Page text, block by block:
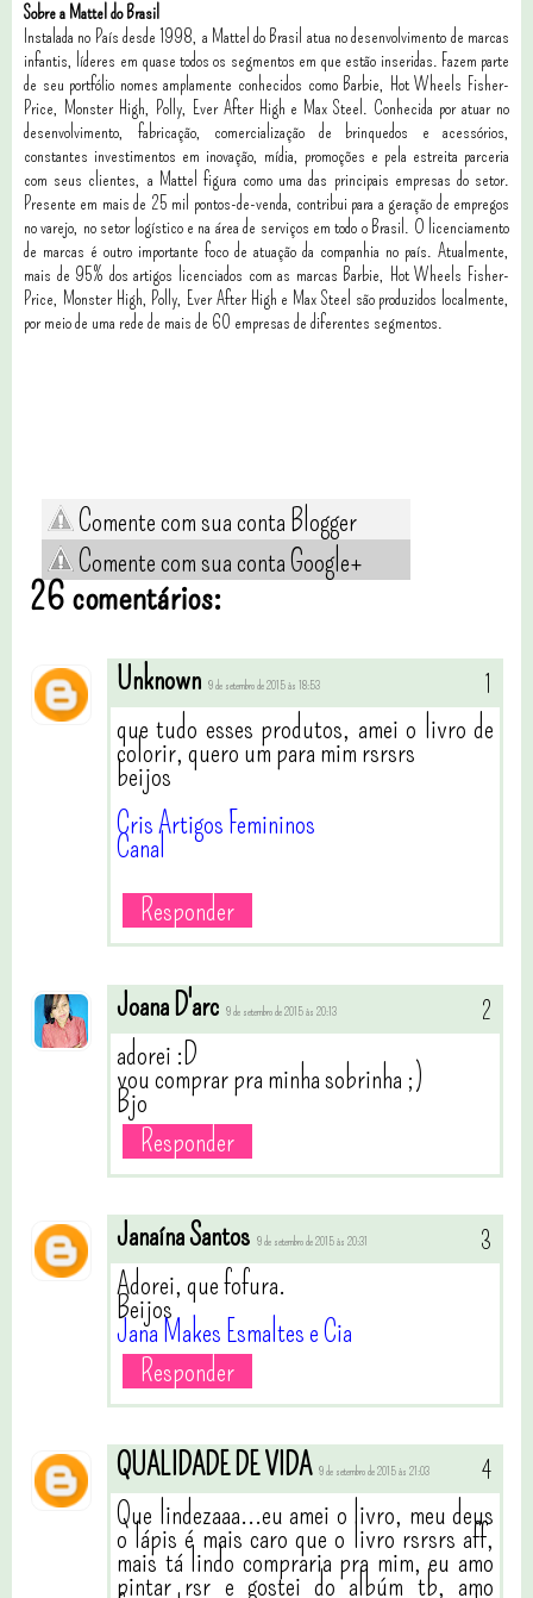
Sobre a Mattel do Brasil
Instalada no País desde 1998, a Mattel do Brasil atua no desenvolvimento de marcas
infantis, líderes em quase todos os segmentos em que estão inseridas. Fazem parte
de seu portfólio nomes amplamente conhecidos como Barbie, Hot Wheels Fisher-
Price, Monster High, Polly, Ever After High e Max Steel. Conhecida por atuar no
desenvolvimento, fabricação, comercialização de brinquedos e acessórios,
constantes investimentos em inovação, mídia, promoções e pela estreita parceria
com seus clientes, a Mattel figura como uma das principais empresas do setor.
Presente em mais de 25 mil pontos-de-venda, contribui para a geração de empregos
no varejo, no setor logístico e na área de serviços em todo o Brasil. O licenciamento
de marcas é outro importante foco de atuação da companhia no país. Atualmente,
mais de 95% dos artigos licenciados com as marcas Barbie, Hot Wheels Fisher-
Price, Monster High, Polly, Ever After High e Max Steel são produzidos localmente,
por meio de uma rede de mais de 60 empresas de diferentes segmentos.
Comente com sua conta Blogger
Comente com sua conta Google+
26 comentários:
Unknown 9 de setembro de 2015 às 18:53
que tudo esses produtos, amei o livro de
colorir, quero um para mim rsrsrs
beijos
Cris Artigos Femininos
Canal
Responder
Joana D'arc 9 de setembro de 2015 às 20:13
adorei :D
vou comprar pra minha sobrinha ;)
Bjo
Responder
Janaína Santos 9 de setembro de 2015 às 20:31
Adorei, que fofura.
Beijos
Jana Makes Esmaltes e Cia
Responder
QUALIDADE DE VIDA 9 de setembro de 2015 às 21:03
Que lindezaaa...eu amei o livro, meu deus
o lápis é mais caro que o livro rsrsrs aff,
mais tá lindo compraria pra mim, eu amo
pintar rsr e gostei do albúm tb, amo